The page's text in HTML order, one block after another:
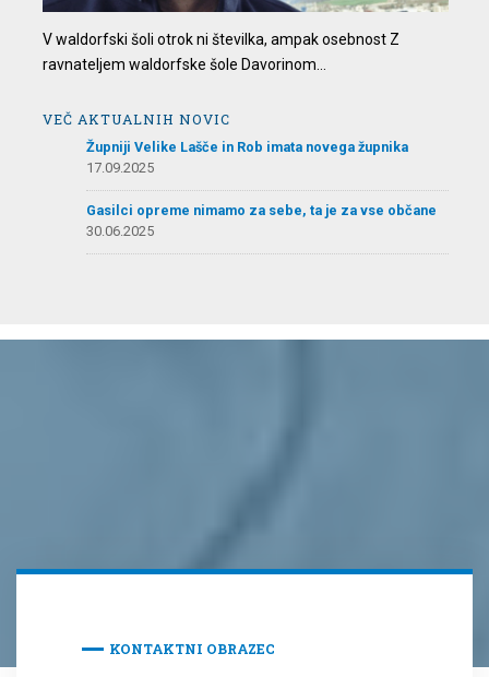
V waldorfski šoli otrok ni številka, ampak osebnost Z
ravnateljem waldorfske šole Davorinom...
VEČ AKTUALNIH NOVIC
Župniji Velike Lašče in Rob imata novega župnika
17.09.2025
Gasilci opreme nimamo za sebe, ta je za vse občane
30.06.2025
KONTAKTNI OBRAZEC